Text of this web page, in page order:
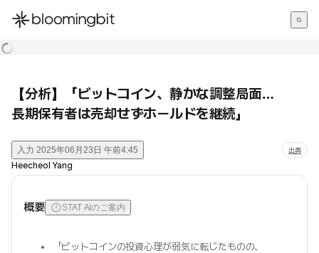
한국어
【分析】「ビットコイン、静かな調整局面…
長期保有者は売却せずホールドを継続」
入力 2025年06月23日 午前4:45 出典
Heecheol Yang
概要 STAT AIのご案内
「ビットコインの投資心理が弱気に転じたものの、